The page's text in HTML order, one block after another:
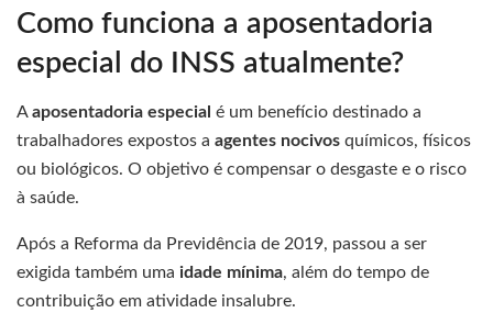
Como funciona a aposentadoria
especial do INSS atualmente?
Aaposentadoria especial é um benefício destinado a
trabalhadores expostos a agentes nocivos químicos, físicos
ou biológicos. O objetivo é compensar o desgaste e o risco
à saúde.
Após a Reforma da Previdência de 2019, passou a ser
exigida também uma idade mínima, além do tempo de
contribuição em atividade insalubre.